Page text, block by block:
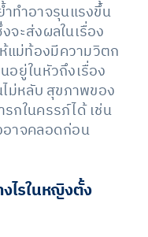
ทำอาจรุนแรงขึ้น
จะส่งผลในเรื่อง
แม่ท้องมีความวิตก
อยู่ในหัวถึงเรื่อง
ม่หลับ สุขภาพของ
กในครรภ์ได้ เช่น
อาจคลอดก่อน
ไรในหญิงตั้ง